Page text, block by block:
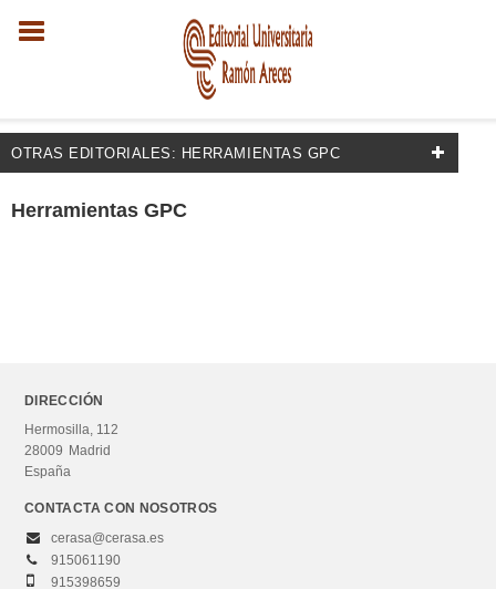
OTRAS EDITORIALES: HERRAMIENTAS GPC
EDITORIALES
RRHH
Talleres Destrezas
Herramientas GPC
DIRECCIÓN
Hermosilla, 112
28009 Madrid
España
CONTACTA CON NOSOTROS
cerasa@cerasa.es
915061190
915398659